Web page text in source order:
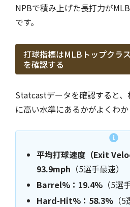
NPBで積み上げた長打力が
です。
打球指標はMLBトップク
を確認する
Statcastデータを確認すると
に高い水準にあるかがよくわか
平均打球速度（Exit
93.9mph （5選手最速）
Barrel%：19.4% （5選
Hard-Hit%：58.3% （